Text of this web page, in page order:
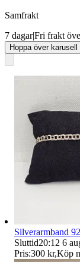
Samfrakt
7 dagar|Fri frakt
Hoppa över karusell
Silverarmband
Sluttid20:12 6
Pris:300 kr,Köp